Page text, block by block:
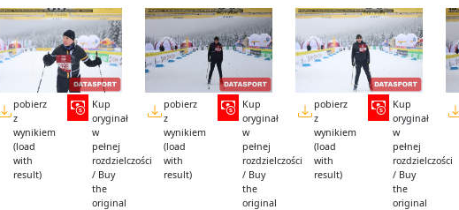
pobierz
z
wynikiem
(load
with
result)
Kup
oryginał
w
pełnej
rozdzielczości
/ Buy
the
original
pobierz
z
wynikiem
(load
with
result)
Kup
oryginał
w
pełnej
rozdzielczości
/ Buy
the
original
pobierz
z
wynikiem
(load
with
result)
Kup
oryginał
w
pełnej
rozdzielczości
/ Buy
the
original